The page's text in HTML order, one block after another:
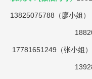
13825075788（廖小姐）
17781651249（张小姐）